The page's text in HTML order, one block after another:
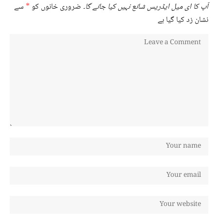
آپ کا ای میل ایڈریس شائع نہیں کیا جائے گا۔ضروری خانوں کو* سے
نشان زد کیا گیا ہے